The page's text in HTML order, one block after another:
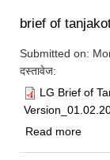
brief of
Submitted on:
दस्तावेज:
LG Brief of
Read more